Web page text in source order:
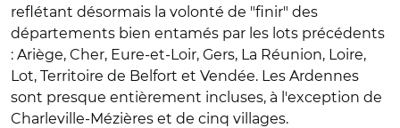
reflétant désormais la volonté de "finir" des
départements bien entamés par les lots précédents
: Ariège, Cher, Eure-et-Loir, Gers, La Réunion, Loire,
Lot, Territoire de Belfort et Vendée. Les Ardennes
sont presque entièrement incluses, à l'exception de
Charleville-Mézières et de cinq villages.